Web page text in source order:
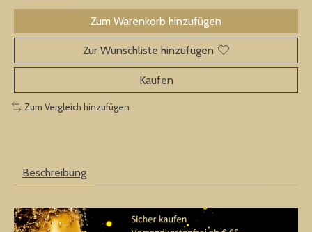
Zum Warenkorb hinzufügen
Zur Wunschliste hinzufügen
Kaufen
Zum Vergleich hinzufügen
Beschreibung